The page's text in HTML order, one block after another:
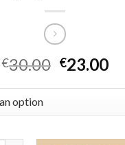
€30.00 €23.00